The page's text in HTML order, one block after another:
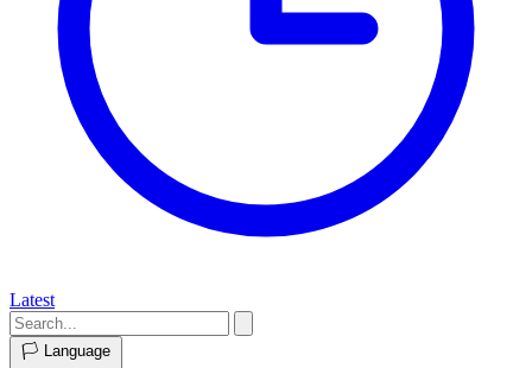
Latest
🏳️ Language